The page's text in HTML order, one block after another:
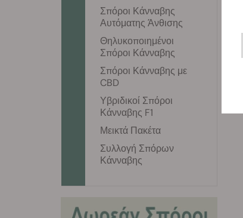
Σπόροι Κάνναβης
Αυτόματης Άνθισης
Θηλυκοποιημένοι
Σπόροι Κάνναβης
Σπόροι Κάνναβης με
CBD
Υβριδικοί Σπόροι
Κάνναβης F1
Μεικτά Πακέτα
Συλλογή Σπόρων
Κάνναβης